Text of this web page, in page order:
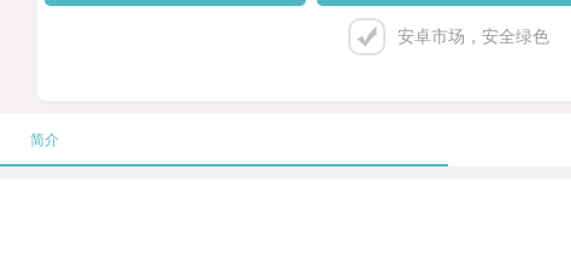
安卓市场，安全绿色
简介